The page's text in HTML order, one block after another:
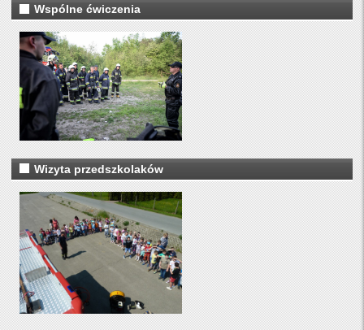
Wspólne ćwiczenia
Wizyta przedszkolaków